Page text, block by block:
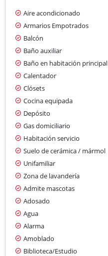
Aire acondicionado
Armarios Empotrados
Balcón
Baño auxiliar
Baño en habitación principal
Calentador
Clósets
Cocina equipada
Depósito
Gas domiciliario
Habitación servicio
Suelo de cerámica / mármol
Unifamiliar
Zona de lavandería
Admite mascotas
Adosado
Agua
Alarma
Amoblado
Biblioteca/Estudio